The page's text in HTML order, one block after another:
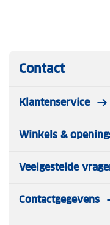
Contact
Klantenservice
Winkels &
Veelgestelde
Contactgegevens